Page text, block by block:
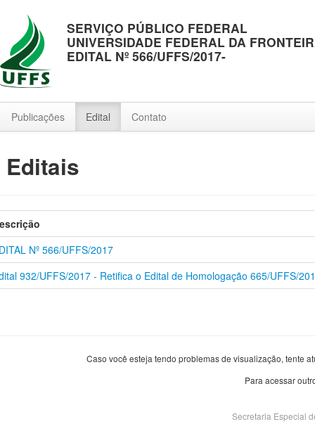
SERVIÇO PÚBLICO FEDERAL
UNIVERSIDADE FEDERAL DA
EDITAL Nº 566/UFFS/2017-
Publicações Edital Contato
Nº 566/UFFS/2017
932/UFFS/2017 - Retifica o Edital de Homologação 665/UFFS/
Caso você esteja tendo problemas de visualização, tente
Para acessar
Secretaria Especial